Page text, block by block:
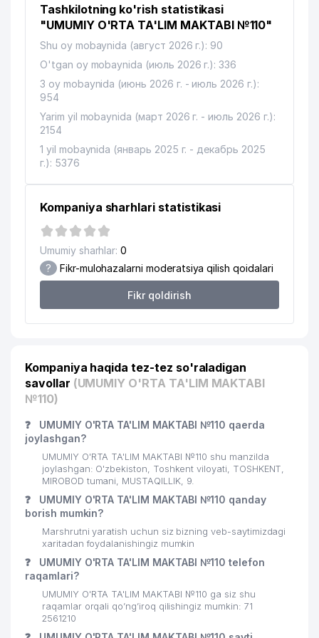
12 ELSTAB MChJ 479 м
13 MINERAL RESURSLAR INSTITUTI DK
14 GOSGEOLINFORMCENTER DK 481 м
16 ISSIQLIKELEKTRLOYIHA AJ
17 HONEYWELL VAKOLATXONA
18 BEGIZODA DENTAL PLUS MChJ 532 м
SADA MChJ
20
BERLIN-CHEMIE MENARINI GROUP
VAKOLATXONA
21
KATTA OPERA VA BALET TEATRI
24
EXCLUSIVE EDUCATION NODAVLAT
565 м
25
KHS GmbH TASHKENT
VAKOLATXONA
569 м
26
KRON TELEKOM NETVORK XUSUSIY
KORXONASI
574 м
27 O'ZDONMAHSULOT AJ 582 м
28 VERANJ PLUS MChJ 597 м
29 GLOBAL-GAS MChJ 598 м
30 ADVERTISING GUIDE MChJ
31 ANGELS FOOD HOLDING MChJ
Tashkilotning ko'rish statistikasi
"UMUMIY O'RTA TA'LIM MAKTABI №110"
Shu oy mobaynida (август 2026 г.): 90
O'tgan oy mobaynida (июль 2026 г.): 336
3 oy mobaynida (июнь 2026 г. - июль 2026 г.):
954
Yarim yil mobaynida (март 2026 г. - июль 2026 г.):
2154
1 yil mobaynida (январь 2025 г. - декабрь 2025
г.): 5376
Kompaniya sharhlari statistikasi
Umumiy sharhlar: 0
? Fikr-mulohazalarni moderatsiya qilish qoidalari
Fikr qoldirish
Kompaniya haqida tez-tez so'raladigan
savollar (UMUMIY O'RTA TA'LIM MAKTABI
№110)
❓
UMUMIY O'RTA TA'LIM MAKTABI №110 qaerda
joylashgan?
UMUMIY O'RTA TA'LIM MAKTABI №110 shu manzilda
joylashgan: O'zbekiston, Toshkent viloyati, TOSHKENT,
MIROBOD tumani, MUSTAQILLIK, 9.
❓
UMUMIY O'RTA TA'LIM MAKTABI №110 qanday
borish mumkin?
Marshrutni yaratish uchun siz bizning veb-saytimizdagi
xaritadan foydalanishingiz mumkin
❓
UMUMIY O'RTA TA'LIM MAKTABI №110 telefon
raqamlari?
UMUMIY O'RTA TA'LIM MAKTABI №110 ga siz shu
raqamlar orqali qo’ng’iroq qilishingiz mumkin: 71
2561210